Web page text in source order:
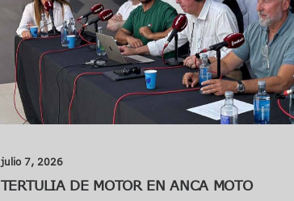
julio 7, 2026
TERTULIA DE MOTOR EN ANCA MOTO